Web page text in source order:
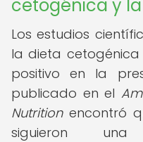
cetogénica y
Los estudios
la dieta
positivo en la
publicado en el
Nutritionencontró
siguieron